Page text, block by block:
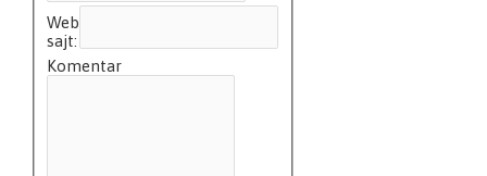
Web
sajt:
Komentar